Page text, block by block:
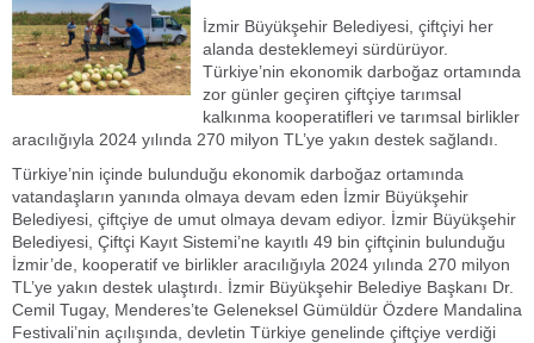
İzmir Büyükşehir Belediyesi, çiftçiyi her
alanda desteklemeyi sürdürüyor.
Türkiye’nin ekonomik darboğaz ortamında
zor günler geçiren çiftçiye tarımsal
kalkınma kooperatifleri ve tarımsal birlikler
aracılığıyla 2024 yılında 270 milyon TL’ye yakın destek sağlandı.
Türkiye’nin içinde bulunduğu ekonomik darboğaz ortamında
vatandaşların yanında olmaya devam eden İzmir Büyükşehir
Belediyesi, çiftçiye de umut olmaya devam ediyor. İzmir Büyükşehir
Belediyesi, Çiftçi Kayıt Sistemi’ne kayıtlı 49 bin çiftçinin bulunduğu
İzmir’de, kooperatif ve birlikler aracılığıyla 2024 yılında 270 milyon
TL’ye yakın destek ulaştırdı. İzmir Büyükşehir Belediye Başkanı Dr.
Cemil Tugay, Menderes’te Geleneksel Gümüldür Özdere Mandalina
Festivali’nin açılışında, devletin Türkiye genelinde çiftçiye verdiği